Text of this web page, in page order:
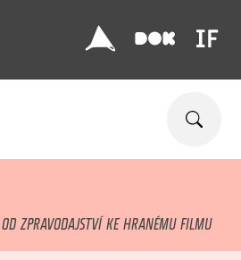
ZPRAVODAJSTVÍ KE HRANÉMU FILMU